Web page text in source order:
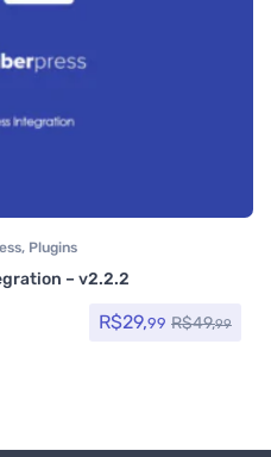
, Plugins
– v2.2.2
R$29,99 R$49,99